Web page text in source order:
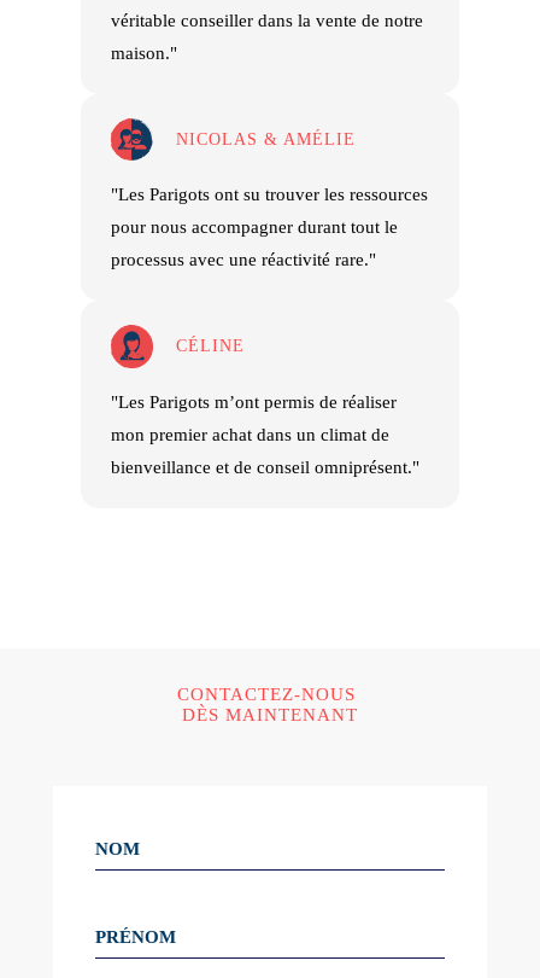
véritable conseiller dans la vente de notre
maison."
NICOLAS & AMÉLIE
"Les Parigots ont su trouver les ressources
pour nous accompagner durant tout le
processus avec une réactivité rare."
CÉLINE
"Les Parigots m’ont permis de réaliser
mon premier achat dans un climat de
bienveillance et de conseil omniprésent."
CONTACTEZ-NOUS
DÈS MAINTENANT
NOM
PRÉNOM